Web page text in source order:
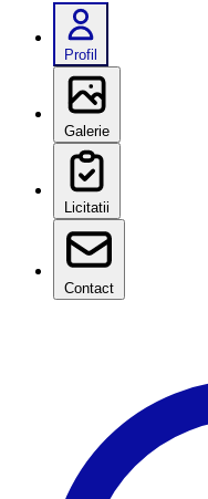
Profil
Galerie
Licitatii
Contact